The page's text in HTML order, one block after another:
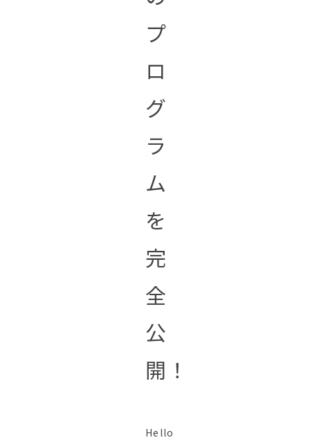
プ
ロ
グ
ラ
ム
を
完
全
公
開！
Hello